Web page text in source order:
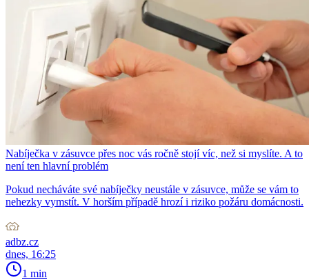
Nabíječka v zásuvce přes noc vás ročně stojí víc, než si myslíte. A to
není ten hlavní problém
Pokud necháváte své nabíječky neustále v zásuvce, může se vám to
nehezky vymstít. V horším případě hrozí i riziko požáru domácnosti.
adbz.cz
dnes, 16:25
1 min